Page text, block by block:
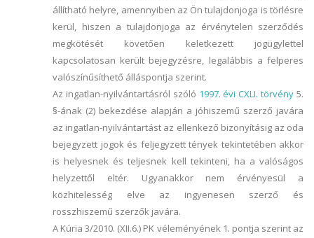
állítható helyre, amennyiben az Ön tulajdonjoga is törlésre
kerül, hiszen a tulajdonjoga az érvénytelen szerződés
megkötését követően keletkezett jogügylettel
kapcsolatosan került bejegyzésre, legalábbis a felperes
valószínűsíthető álláspontja szerint.
Az ingatlan-nyilvántartásról szóló 1997. évi CXLI. törvény 5.
§-ának (2) bekezdése alapján a jóhiszemű szerző javára
az ingatlan-nyilvántartást az ellenkező bizonyításig az oda
bejegyzett jogok és feljegyzett tények tekintetében akkor
is helyesnek és teljesnek kell tekinteni, ha a valóságos
helyzettől eltér. Ugyanakkor nem érvényesül a
közhitelesség elve az ingyenesen szerző és
rosszhiszemű szerzők javára.
A Kúria 3/2010. (XII.6.) PK véleményének 1. pontja szerint az